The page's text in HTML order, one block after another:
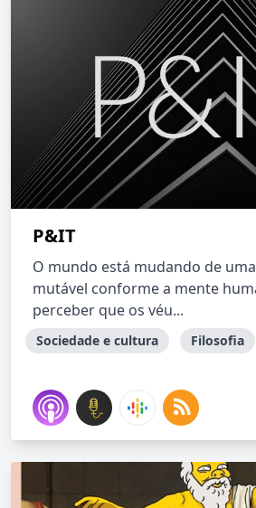
P&IT
O mundo está mudando de
mutável conforme a mente
perceber que os véu...
Sociedade e cultura Filosofia